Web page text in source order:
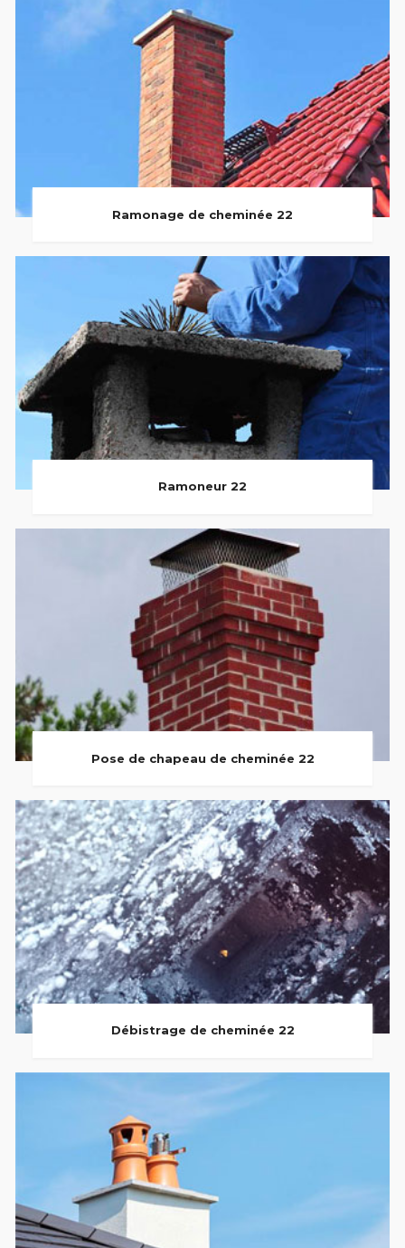
Ramonage de cheminée 22
Ramoneur 22
Pose de chapeau de cheminée 22
Débistrage de cheminée 22